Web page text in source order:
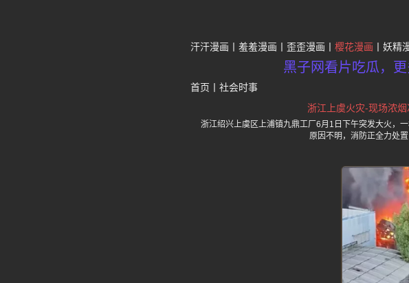
汗汗漫画 羞羞漫画 歪歪漫画 樱花漫画 妖精
黑子网看片吃瓜，
首页 社会时事
浙江上虞火灾-现场浓
浙江绍兴上虞区上浦镇九鼎工厂6月1日下午突发大火，
原因不明，消防正全力处